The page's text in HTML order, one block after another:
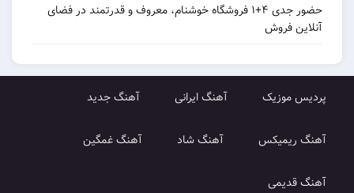
حضور جدی ۴+۱ فروشگاه خوشنام، معروف و قدرتمند در فضای
آهنگ ایرانی آهنگ جدید
آهنگ شاد آهنگ غمگین